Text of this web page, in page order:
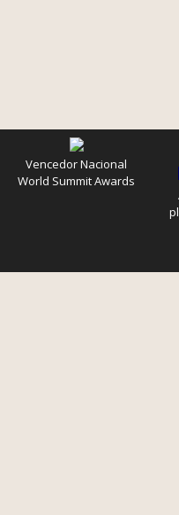
Vencedor Nacional
World Summit Awards